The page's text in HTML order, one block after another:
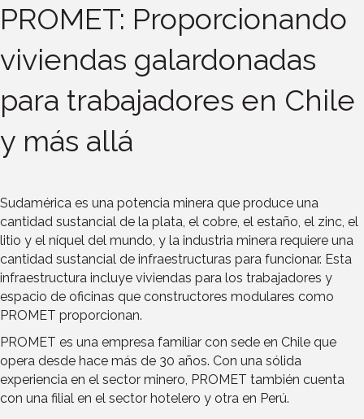
PROMET: Proporcionando
viviendas galardonadas
para trabajadores en Chile
y más allá
Sudamérica es una potencia minera que produce una
cantidad sustancial de la plata, el cobre, el estaño, el zinc, el
litio y el níquel del mundo, y la industria minera requiere una
cantidad sustancial de infraestructuras para funcionar. Esta
infraestructura incluye viviendas para los trabajadores y
espacio de oficinas que constructores modulares como
PROMET proporcionan.
PROMET es una empresa familiar con sede en Chile que
opera desde hace más de 30 años. Con una sólida
experiencia en el sector minero, PROMET también cuenta
con una filial en el sector hotelero y otra en Perú.